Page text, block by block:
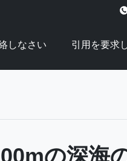
しなさい 引用を要求
の深海